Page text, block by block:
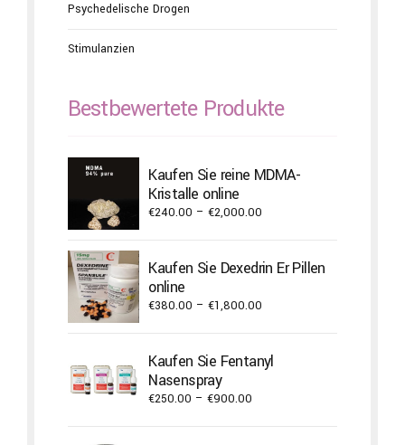
Psychedelische Drogen
Stimulanzien
Bestbewertete Produkte
Kaufen Sie reine MDMA-
Kristalle online
€240.00 – €2,000.00
through
Kaufen Sie Dexedrin Er Pillen
online
€380.00 – €1,800.00
through
Kaufen Sie Fentanyl
Nasenspray
€250.00 – €900.00